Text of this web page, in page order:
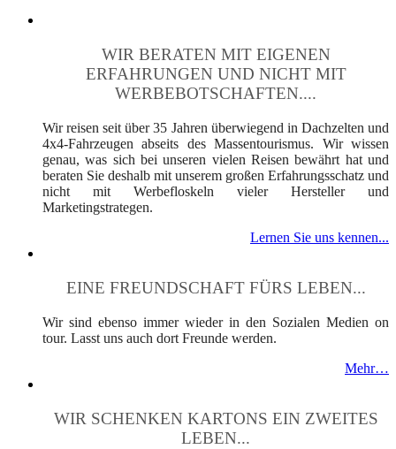
WIR BERATEN MIT EIGENEN
ERFAHRUNGEN UND NICHT MIT
WERBEBOTSCHAFTEN....
Wir reisen seit über 35 Jahren überwiegend in Dachzelten und
4x4-Fahrzeugen abseits des Massentourismus. Wir wissen
genau, was sich bei unseren vielen Reisen bewährt hat und
beraten Sie deshalb mit unserem großen Erfahrungsschatz und
nicht mit Werbefloskeln vieler Hersteller und
Marketingstrategen.
Lernen Sie uns kennen...
EINE FREUNDSCHAFT FÜRS LEBEN...
Wir sind ebenso immer wieder in den Sozialen Medien on
tour. Lasst uns auch dort Freunde werden.
Mehr…
WIR SCHENKEN KARTONS EIN ZWEITES
LEBEN...